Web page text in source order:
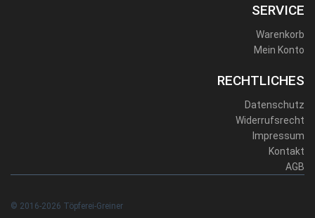
SERVICE
Warenkorb
Mein Konto
RECHTLICHES
Datenschutz
Widerrufsrecht
Impressum
Kontakt
AGB
© 2016-2026 Töpferei-Greiner